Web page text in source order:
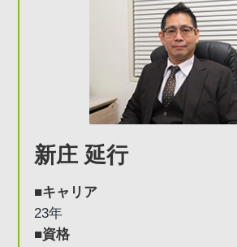
新庄 延行
■キャリア
23年
■資格